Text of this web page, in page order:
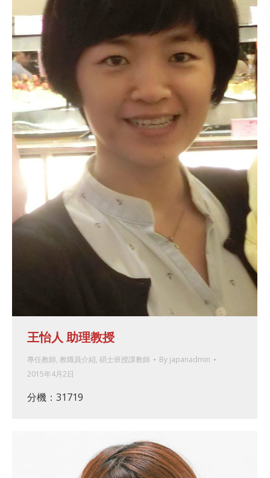
王怡人 助理教授
專任教師, 教職員介紹, 碩士班授課教師 By japanadmin
2015年4月2日
分機：31719